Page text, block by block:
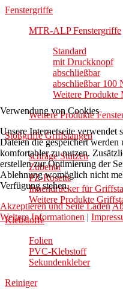
Fenstergriffe
MTR-ALP Fenstergriffe
Standard
mit Druckknopf
abschließbar
abschließbar 100
Weitere
Weitere Produkte
Stoßgriffe Griffstangen
schräge Stützen
Zubehör
PZ-Rosette
Innendrücker für
Weitere Produkte
Klebstoffe
Folien
PVC-Klebstoff
Sekundenkleber
Reiniger
Verwendung von Cookies
Unsere Internetseite verwendet
Dateien die gespeichert
komfortabler zu nutzen.
erstellen zur Optimierung der
Ablehnung womöglich nicht
Verfügung stehen.
Akzeptieren und Seite Laden
Weitere Informationen |